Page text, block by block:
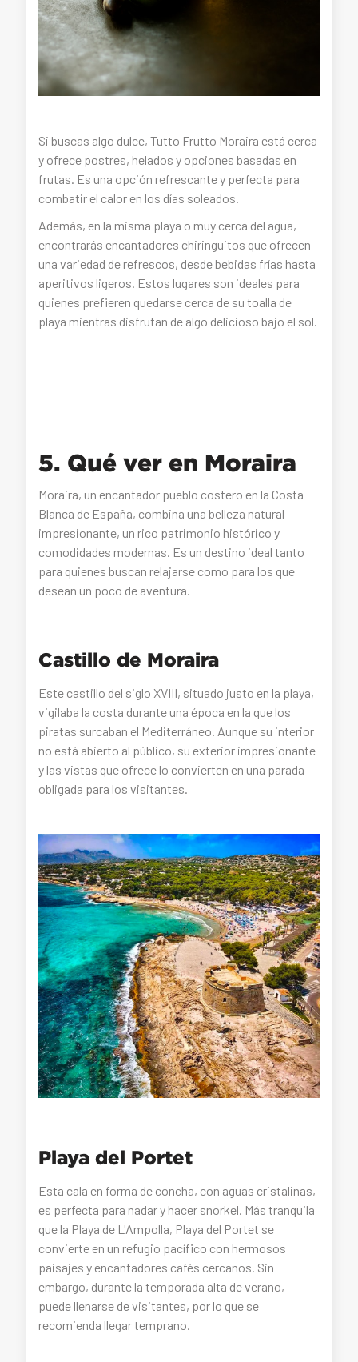
Si buscas algo dulce, Tutto Frutto Moraira está cerca
y ofrece postres, helados y opciones basadas en
frutas. Es una opción refrescante y perfecta para
combatir el calor en los días soleados.
Además, en la misma playa o muy cerca del agua,
encontrarás encantadores chiringuitos que ofrecen
una variedad de refrescos, desde bebidas frías hasta
aperitivos ligeros. Estos lugares son ideales para
quienes prefieren quedarse cerca de su toalla de
playa mientras disfrutan de algo delicioso bajo el sol.
5. Qué ver en Moraira
Moraira, un encantador pueblo costero en la Costa
Blanca de España, combina una belleza natural
impresionante, un rico patrimonio histórico y
comodidades modernas. Es un destino ideal tanto
para quienes buscan relajarse como para los que
desean un poco de aventura.
Castillo de Moraira
Este castillo del siglo XVIII, situado justo en la playa,
vigilaba la costa durante una época en la que los
piratas surcaban el Mediterráneo. Aunque su interior
no está abierto al público, su exterior impresionante
y las vistas que ofrece lo convierten en una parada
obligada para los visitantes.
Playa del Portet
Esta cala en forma de concha, con aguas cristalinas,
es perfecta para nadar y hacer snorkel. Más tranquila
que la Playa de L'Ampolla, Playa del Portet se
convierte en un refugio pacífico con hermosos
paisajes y encantadores cafés cercanos. Sin
embargo, durante la temporada alta de verano,
puede llenarse de visitantes, por lo que se
recomienda llegar temprano.